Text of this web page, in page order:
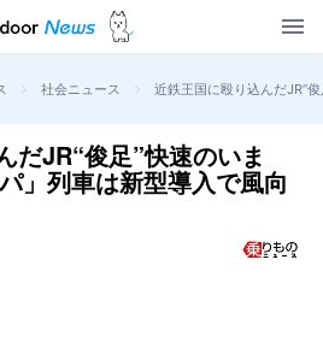
> 社会ニュース > 近鉄王国に殴り込んだJR“
だJR“俊足”快速のいま
」列車は新型導入で風向